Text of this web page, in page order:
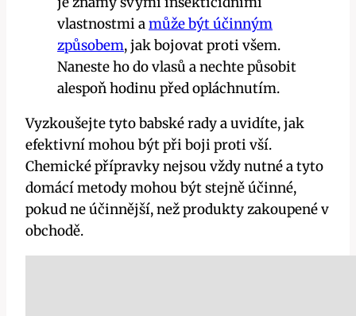
vlastnostmi ⁤a‍může být účinným
způsobem, jak bojovat proti všem.
Naneste ⁢ho do vlasů a nechte působit
alespoň hodinu před opláchnutím.
Vyzkoušejte tyto babské rady a uvidíte, jak
efektivní mohou být při‍ boji proti vší.
⁣Chemické‌ přípravky nejsou vždy nutné a tyto
domácí metody mohou být stejně účinné,
pokud ne účinnější, než produkty zakoupené v
obchodě.